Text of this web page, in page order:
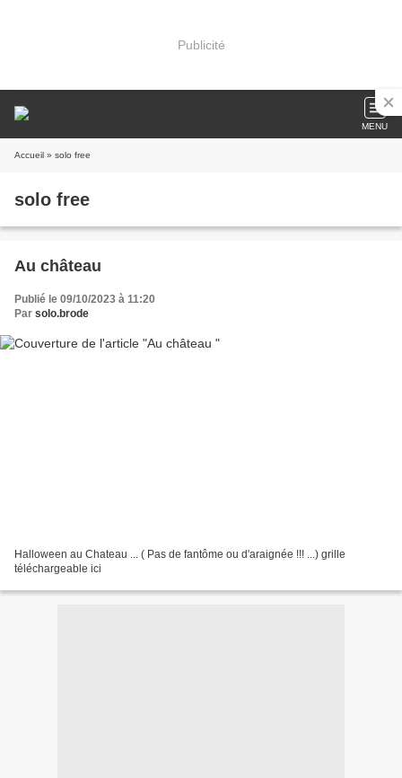
Publicité
MENU
Accueil » solo free
solo free
Au château
Publié le 09/10/2023 à 11:20
Par solo.brode
Halloween au Chateau ... ( Pas de fantôme ou d'araignée !!! ...) grille
téléchargeable ici